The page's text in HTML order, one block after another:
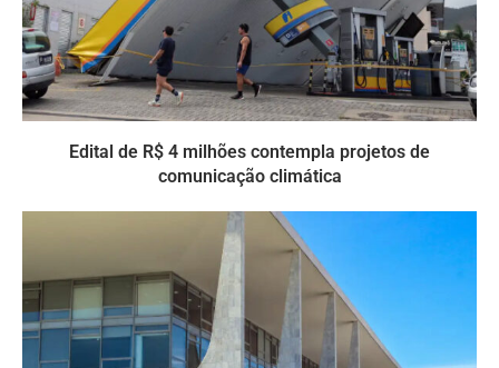
Edital de R$ 4 milhões contempla projetos de
comunicação climática